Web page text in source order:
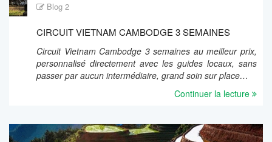
Blog 2
CIRCUIT VIETNAM CAMBODGE 3 SEMAINES
Circuit Vietnam Cambodge 3 semaines au meilleur prix,
personnalisé directement avec les guides locaux, sans
passer par aucun intermédiaire, grand soin sur place…
Continuer la lecture